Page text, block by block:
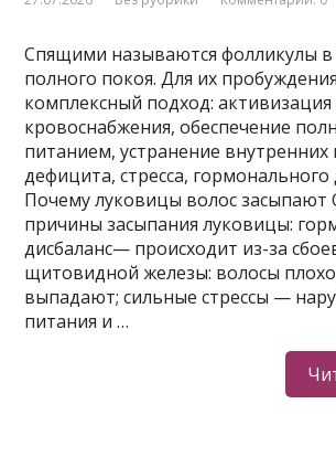
Спящими называются фолликулы в
полного покоя. Для их
комплексный подход:
кровоснабжения, обеспечение
питанием, устранение внутренних
дефицита, стресса, гормонального
Почему луковицы волос засыпают
причины засыпания луковицы:
дисбаланс— происходит из-за
щитовидной железы: волосы плохо
выпадают; сильные стрессы —
питания и …